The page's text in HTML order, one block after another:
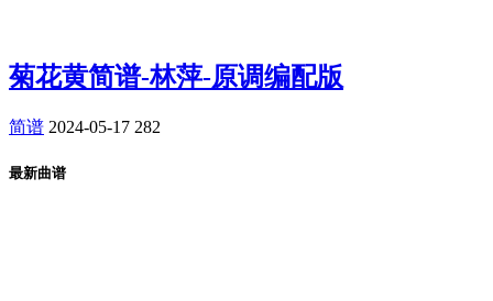
菊花黄简谱-林萍-原调编配版
简谱 2024-05-17 282
最新曲谱